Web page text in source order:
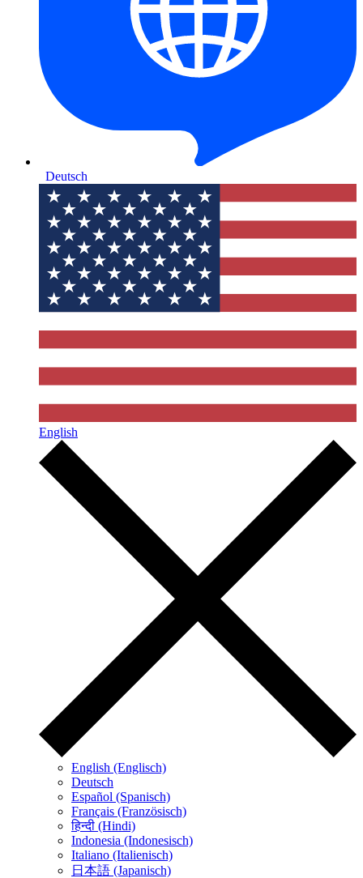
Deutsch
English
English (Englisch)
Deutsch
Español (Spanisch)
Français (Französisch)
हिन्दी (Hindi)
Indonesia (Indonesisch)
Italiano (Italienisch)
日本語 (Japanisch)